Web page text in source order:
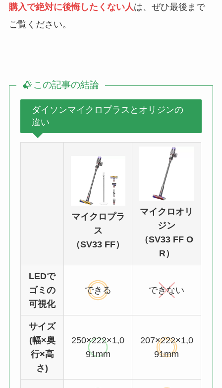
購入で絶対に後悔したくない人 は、ぜひ最後まで
ご覧ください。
この記事の結論
ダイソンマイクロプラスとオリジンの
違い
マイクロプラ
ス
（SV33 FF）
マイクロオリ
ジン
（SV33 FF O
R）
LEDで
ゴミの
可視化
できる できない
サイズ
(幅×奥
行×高
さ)
250×222×1,0
91mm
207×222×1,0
91mm